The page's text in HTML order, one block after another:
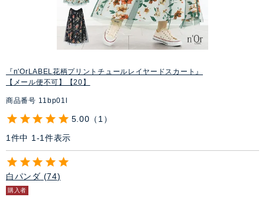
『n'OrLABEL花柄プリントチュールレイヤードスカート』
【メール便不可】【20】
商品番号 11bp01l
5.00
1
1件中 1-1件表示
白パンダ 74
購入者